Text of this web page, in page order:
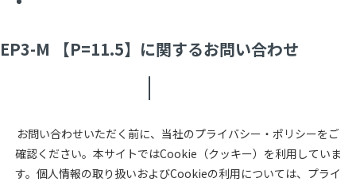
EP3-M 【P=11.5】に関するお問い合わせ
お問い合わせいただく前に、当社のプライバシー・ポリシーをご
確認ください。本サイトではCookie（クッキー）を利用していま
す。個人情報の取り扱いおよびCookieの利用については、プライ